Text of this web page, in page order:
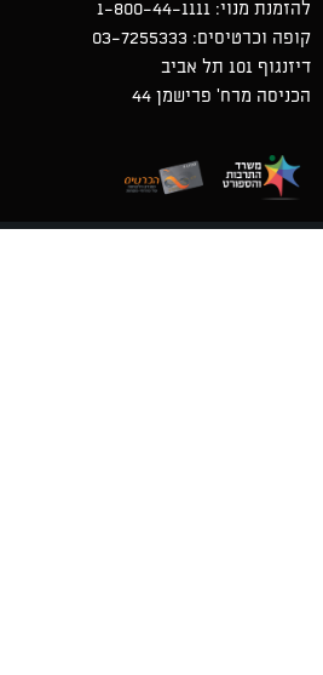
להזמנת מנוי: 1-800-44-1111
קופה וכרטיסים: 03-7255333
דיזנגוף 101 תל אביב
הכניסה מרח' פרישמן 44